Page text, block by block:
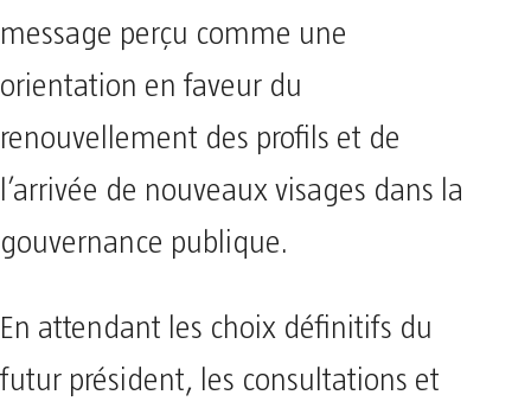
message perçu comme une
orientation en faveur du
renouvellement des profils et de
l’arrivée de nouveaux visages dans la
gouvernance publique.
En attendant les choix définitifs du
futur président, les consultations et